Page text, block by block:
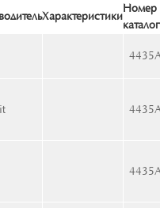
Характеристики
Номер